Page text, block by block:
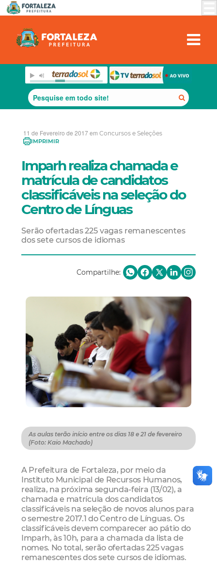
11 de Fevereiro de 2017 em Concursos e Seleções
IMPRIMIR
Imparh realiza chamada e
matrícula de candidatos
classificáveis na seleção do
Centro de Línguas
Serão ofertadas 225 vagas remanescentes
dos sete cursos de idiomas
Compartilhe:
As aulas terão início entre os dias 18 e 21 de fevereiro
(Foto: Kaio Machado)
A Prefeitura de Fortaleza, por meio da
Instituto Municipal de Recursos Humanos,
realiza, na próxima segunda-feira (13/02), a
chamada e matrícula dos candidatos
classificáveis na seleção de novos alunos para
o semestre 2017.1 do Centro de Línguas. Os
classificáveis devem comparecer ao pátio do
Imparh, às 10h, para a chamada da lista de
nomes. No total, serão ofertadas 225 vagas
remanescentes dos sete cursos de idiomas.